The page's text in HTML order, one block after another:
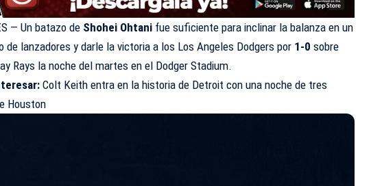
— Un batazo de Shohei Ohtani fue suficiente para inclinar la balanza en un
de lanzadores y darle la victoria a los Los Angeles Dodgers por 1-0 sobre
Rays la noche del martes en el Dodger Stadium.
Colt Keith entra en la historia de Detroit con una noche de tres
Houston